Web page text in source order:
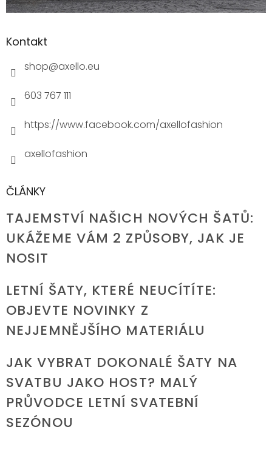
Kontakt
shop@axello.eu
603 767 111
https://www.facebook.com/axellofashion
axellofashion
ČLÁNKY
TAJEMSTVÍ NAŠICH NOVÝCH ŠATŮ:
UKÁŽEME VÁM 2 ZPŮSOBY, JAK JE
NOSIT
LETNÍ ŠATY, KTERÉ NEUCÍTÍTE:
OBJEVTE NOVINKY Z
NEJJEMNĚJŠÍHO MATERIÁLU
JAK VYBRAT DOKONALÉ ŠATY NA
SVATBU JAKO HOST? MALÝ
PRŮVODCE LETNÍ SVATEBNÍ
SEZÓNOU